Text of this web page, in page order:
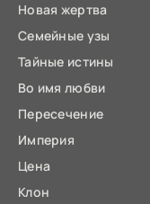
Новая жертва
Семейные узы
Тайные истины
Во имя любви
Пересечение
Империя
Цена
Клон